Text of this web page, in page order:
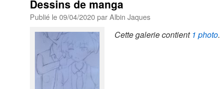
Dessins de manga
Publié le09/04/2020parAlbin Jaques
Cette galerie contient 1 photo.